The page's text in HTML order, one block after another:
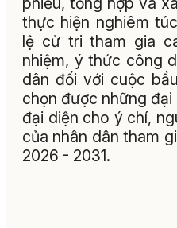
thực hiện nghiêm
lệ cử tri tham gia
nhiệm, ý thức công
dân đối với cuộc
chọn được những
đại diện cho ý chí,
của nhân dân tham
2026 - 2031.